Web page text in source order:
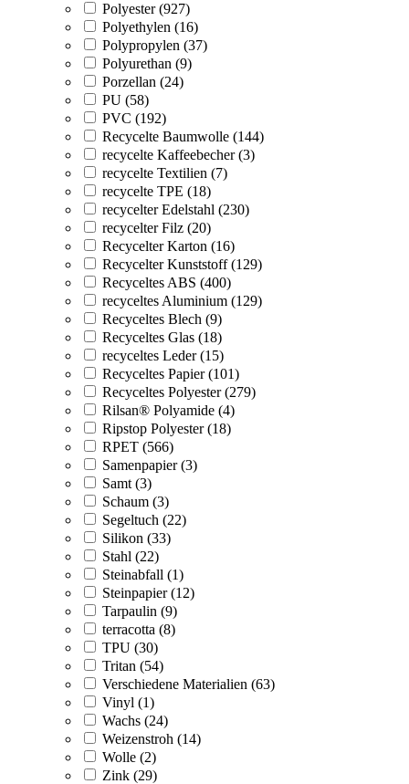
Polyester (927)
Polyethylen (16)
Polypropylen (37)
Polyurethan (9)
Porzellan (24)
PU (58)
PVC (192)
Recycelte Baumwolle (144)
recycelte Kaffeebecher (3)
recycelte Textilien (7)
recycelte TPE (18)
recycelter Edelstahl (230)
recycelter Filz (20)
Recycelter Karton (16)
Recycelter Kunststoff (129)
Recyceltes ABS (400)
recyceltes Aluminium (129)
Recyceltes Blech (9)
Recyceltes Glas (18)
recyceltes Leder (15)
Recyceltes Papier (101)
Recyceltes Polyester (279)
Rilsan® Polyamide (4)
Ripstop Polyester (18)
RPET (566)
Samenpapier (3)
Samt (3)
Schaum (3)
Segeltuch (22)
Silikon (33)
Stahl (22)
Steinabfall (1)
Steinpapier (12)
Tarpaulin (9)
terracotta (8)
TPU (30)
Tritan (54)
Verschiedene Materialien (63)
Vinyl (1)
Wachs (24)
Weizenstroh (14)
Wolle (2)
Zink (29)